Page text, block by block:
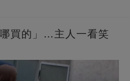
買的」…主人一看笑